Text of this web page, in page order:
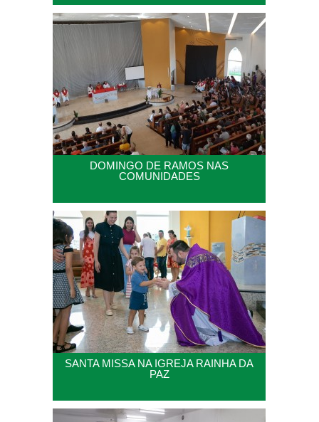
DOMINGO DE RAMOS NAS
COMUNIDADES
SANTA MISSA NA IGREJA RAINHA DA
PAZ